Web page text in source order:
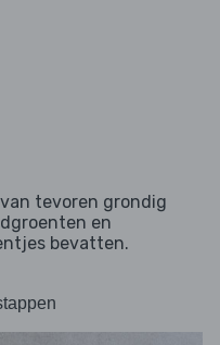
tevoren grondig
en
bevatten.